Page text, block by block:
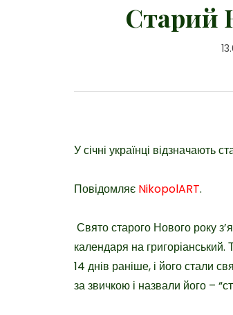
Старий
У січні українці відзначають
Повідомляє NikopolART.
Свято старого Нового року
календаря на григоріанський.
14 днів раніше, і його стали
за звичкою і назвали його –